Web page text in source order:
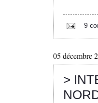
9
05 décembre
>